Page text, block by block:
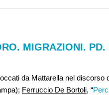
MIGRAZIONI.
da Mattarella nel discorso
Ferruccio De Bortoli, “